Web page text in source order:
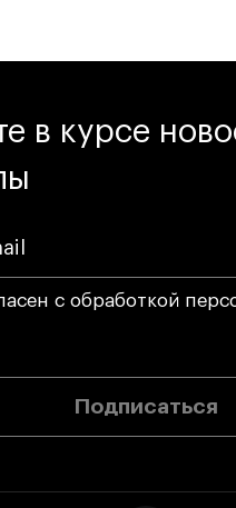
в курсе
с обработкой
Подписаться